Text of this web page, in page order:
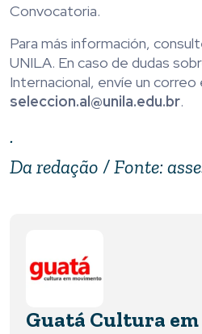
Convocatoria.
Para más información,
UNILA. En caso de dudas
Internacional, envíe un
seleccion.al@unila.edu.br.
.
Da redação / Fonte:
Guatá Cultura